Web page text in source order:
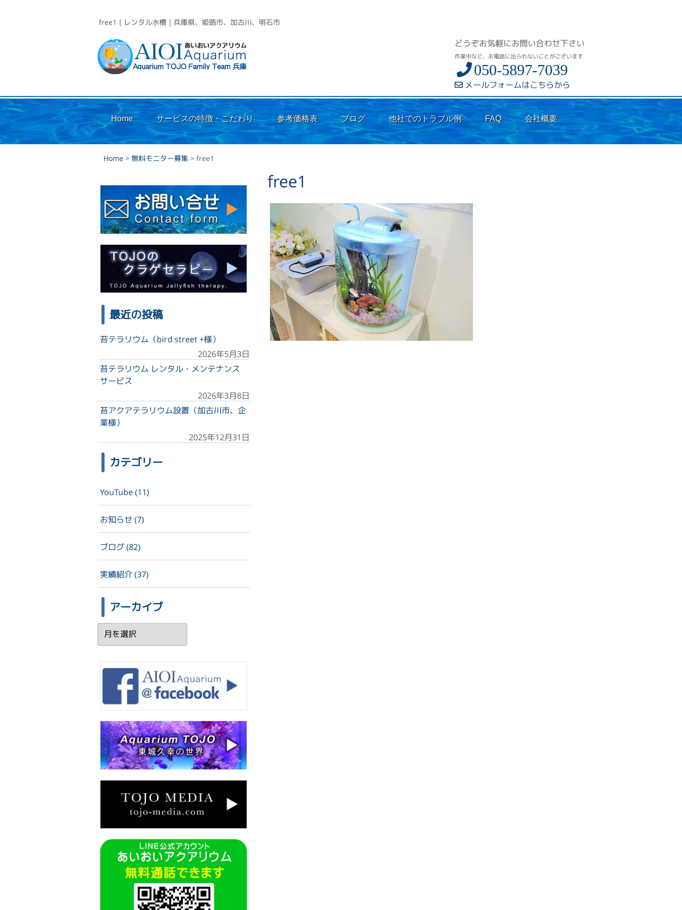
free1｜レンタル水槽｜兵庫県、姫路市、加古川、明石市
どうぞお気軽にお問い合わせ下さい
作業中など、お電話に出られないことがございます
050-5897-7039
メールフォームはこちらから
Home サービスの特徴・こだわり 参考価格表 ブログ 他社でのトラブル例 FAQ 会社概要
Home > 無料モニター募集 > free1
free1
最近の投稿
苔テラリウム（bird street +様）
2026年5月3日
苔テラリウム レンタル・メンテナンス
サービス
2026年3月8日
苔アクアテラリウム設置（加古川市、企
業様）
2025年12月31日
カテゴリー
YouTube (11)
お知らせ (7)
ブログ (82)
実績紹介 (37)
アーカイブ